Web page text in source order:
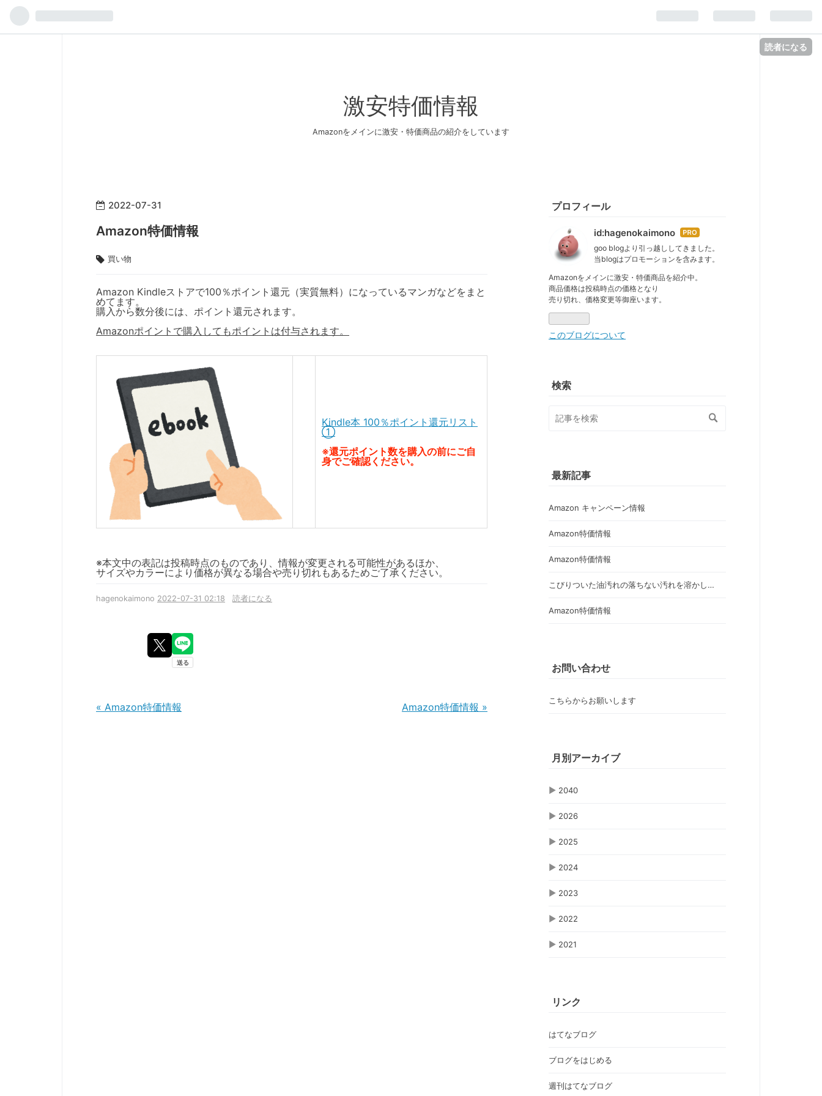
読者になる
激安特価情報
Amazonをメインに激安・特価商品の紹介をしています
2022-07-31
Amazon特価情報
買い物
Amazon Kindleストアで100％ポイント還元（実質無料）になっているマンガなどをまと
めてます。
購入から数分後には、ポイント還元されます。
Amazonポイントで購入してもポイントは付与されます。
Kindle本 100％ポイント還元リスト
①
※還元ポイント数を購入の前にご自
身でご確認ください。
※本文中の表記は投稿時点のものであり、情報が変更される可能性があるほか、
サイズやカラーにより価格が異なる場合や売り切れもあるためご了承ください。
hagenokaimono 2022-07-31 02:18 読者になる
« Amazon特価情報 Amazon特価情報 »
プロフィール
id:hagenokaimono はて
なブ
ログ
Pro
goo blogより引っ越ししてきました。
当blogはプロモーションを含みます。
Amazonをメインに激安・特価商品を紹介中。
商品価格は投稿時点の価格となり
売り切れ、価格変更等御座います。
このブログについて
検索
最新記事
Amazon キャンペーン情報
Amazon特価情報
Amazon特価情報
こびりついた油汚れの落ちない汚れを溶かし…
Amazon特価情報
お問い合わせ
こちらからお願いします
月別アーカイブ
▶ 2040
▶ 2026
▶ 2025
▶ 2024
▶ 2023
▶ 2022
▶ 2021
リンク
はてなブログ
ブログをはじめる
週刊はてなブログ